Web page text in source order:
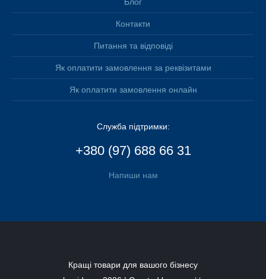
Контакти
Питання та відповіді
Як оплатити замовлення за реквізитами
Як оплатити замовлення онлайн
Служба підтримки:
+380 (97) 688 66 31
Напиши нам
Кращі товари для вашого бізнесу